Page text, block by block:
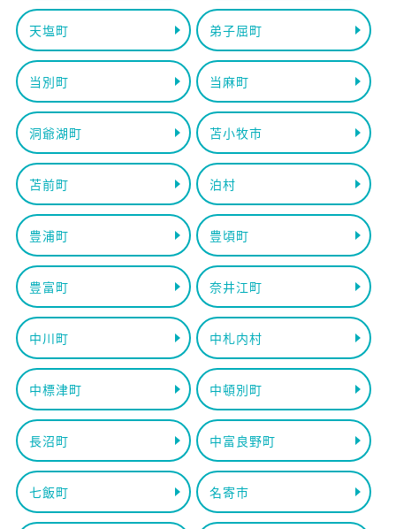
天塩町 弟子屈町
当別町 当麻町
洞爺湖町 苫小牧市
苫前町 泊村
豊浦町 豊頃町
豊富町 奈井江町
中川町 中札内村
中標津町 中頓別町
長沼町 中富良野町
七飯町 名寄市